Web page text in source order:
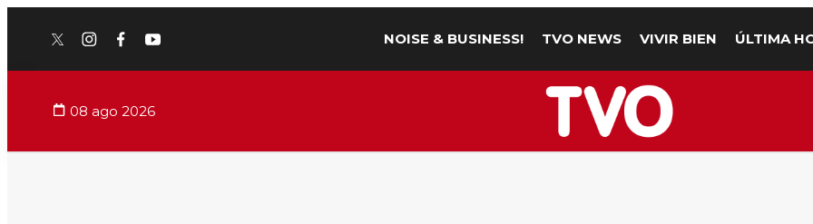
twitterinstagram
facebook
youtube NOISE & BUSINESS! TVO NEWS VIVIR BIEN ÚLTIMA
08 ago 2026